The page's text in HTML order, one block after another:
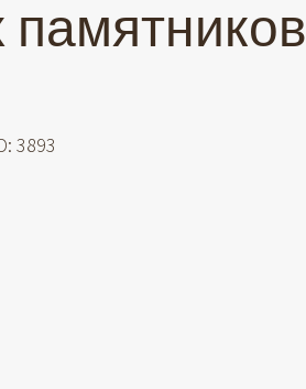
3893